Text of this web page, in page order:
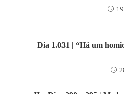
Dia 1.031 | “Há um